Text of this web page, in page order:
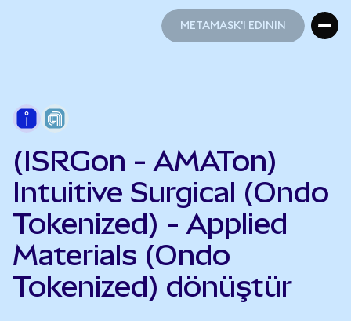
METAMASK'I EDİNİN
(ISRGon - AMATon)
Intuitive Surgical (Ondo
Tokenized) - Applied
Materials (Ondo
Tokenized) dönüştür